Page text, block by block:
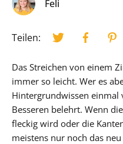
Feli
Teilen:
Das Streichen von einem
immer so leicht. Wer es
Hintergrundwissen einmal
Besseren belehrt. Wenn
fleckig wird oder die
meistens nur noch das